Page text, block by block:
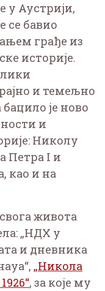
у Аустрији,
се бавио
грађе из
историје.
и темељно
је ново
и
Николу
Петра I и
као и на
живота
„НДХ у
и дневника
„Никола
, за које му